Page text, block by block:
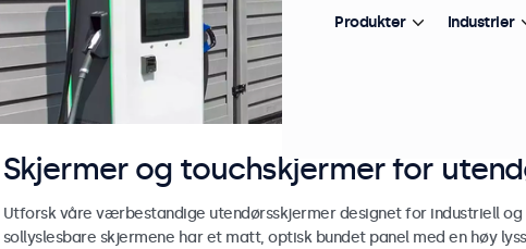
Skjermer og touchskjermer for
Utforsk våre værbestandige utendørsskjermer designet for industriell og
sollyslesbare skjermene har et matt, optisk bundet panel med en høy
Produkter Industrier